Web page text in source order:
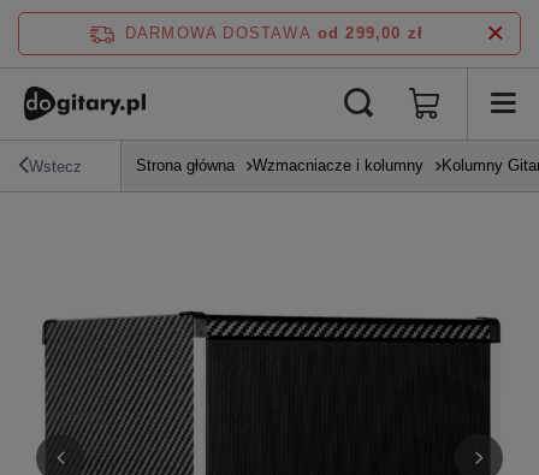
DARMOWA DOSTAWA od 299,00 zł
Wstecz Strona główna Wzmacniacze i kolumny Kolumny